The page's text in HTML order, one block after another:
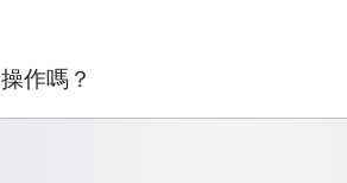
作嗎？